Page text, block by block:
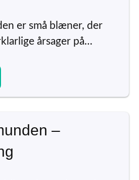
er små blæner, der
årsager på…
–